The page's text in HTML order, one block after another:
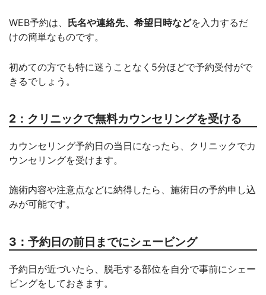
WEB予約は、 氏名や連絡先、希望日時などを入力するだ
けの簡単なものです。
初めての方でも特に迷うことなく5分ほどで予約受付がで
きるでしょう。
2：クリニックで無料カウンセリングを受ける
カウンセリング予約日の当日になったら、クリニックでカ
ウンセリングを受けます。
施術内容や注意点などに納得したら、施術日の予約申し込
みが可能です。
3：予約日の前日までにシェービング
予約日が近づいたら、脱毛する部位を自分で事前にシェー
ビングをしておきます。